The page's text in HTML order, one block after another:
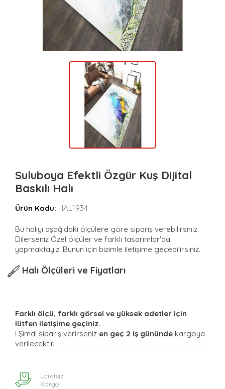
Suluboya Efektli Özgür Kuş Dijital
Baskılı Halı
Ürün Kodu: HAL1934
Bu halıyı aşağıdaki ölçülere göre sipariş verebilirsiniz.
Dilerseniz Özel ölçüler ve farklı tasarımlar'da
yapmaktayız. Bunun için bizimle iletişime geçebilirsiniz.
Halı Ölçüleri ve Fiyatları
Farklı ölçü, farklı görsel ve yüksek adetler için
lütfen iletişime geçiniz.
! Şimdi sipariş verirseniz en geç 2 iş gününde kargoya
verilecektir.
Ücretsiz
Kargo